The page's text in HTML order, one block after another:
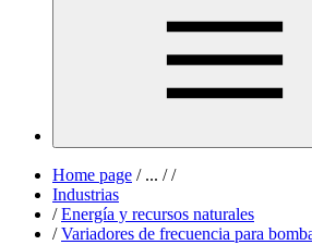
Home page /... / /
Industrias
/ Energía y recursos naturales
/ Variadores de frecuencia para